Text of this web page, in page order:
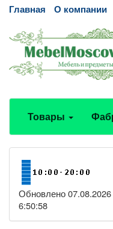
Главная О компании
Товары
Обновлено 07.08.2026
6:50:58